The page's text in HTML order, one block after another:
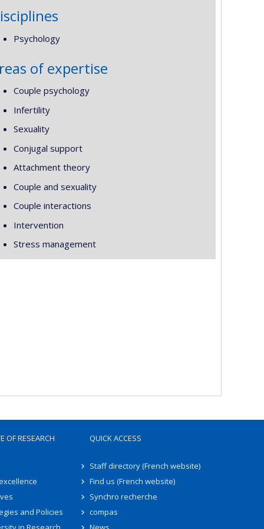
Psychology
of expertise
Couple psychology
Infertility
Sexuality
Conjugal support
Attachment theory
Couple and sexuality
Couple interactions
Intervention
Stress management
OF RESEARCH
and Policies
QUICK ACCESS
Staff directory (French website)
Find us (French website)
Synchro recherche
compas